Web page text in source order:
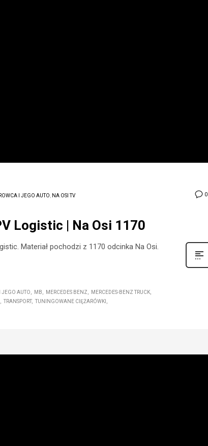
0
I JEGO AUTO NA OSI TV
Logistic | Na Osi 1170
Materiał pochodzi z 1170 odcinka Na Osi.
JEGO AUTO MB MERCEDES BENZ
MERCEDES-BENZ TRUCK
TRANSPORT TUNINGOWANE CIĘŻARÓWKI